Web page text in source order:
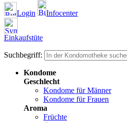
Login Infocenter
Einkaufstüte
Suchbegriff:
Kondome
Geschlecht
Kondome für Männer
Kondome für Frauen
Aroma
Früchte